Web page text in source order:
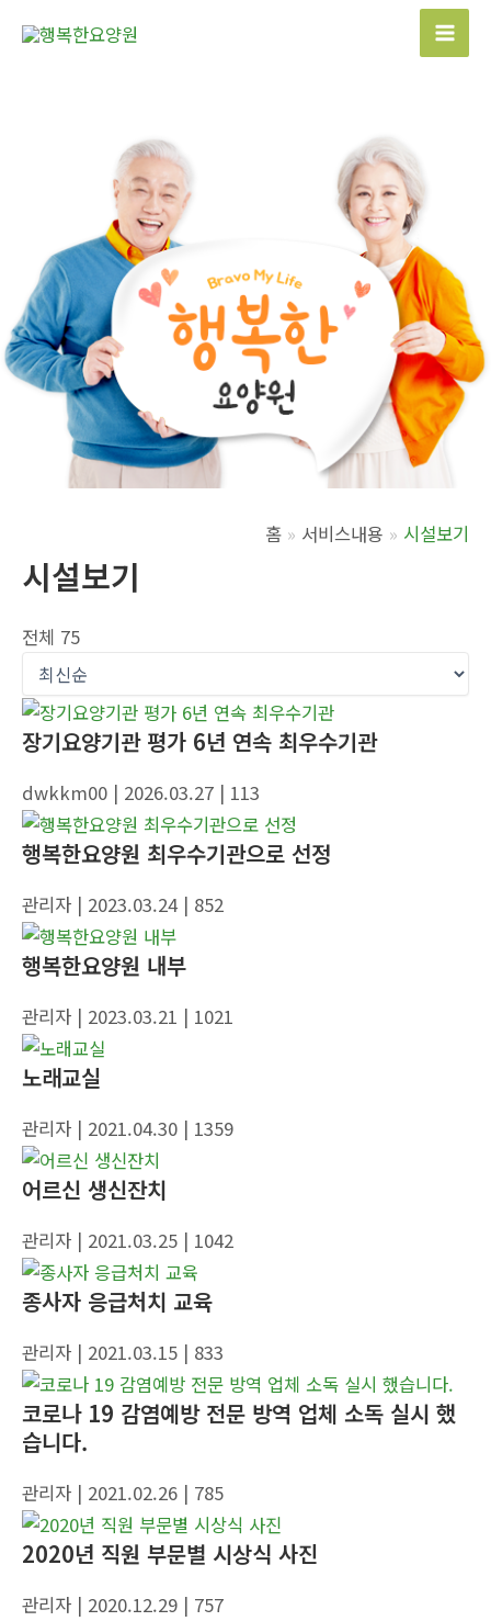
Main
홈 서비스내용 시설보기
시설보기
전체 75
장기요양기관 평가 6년 연속 최우수기관
dwkkm00 | 2026.03.27 | 113
행복한요양원 최우수기관으로 선정
관리자 | 2023.03.24 | 852
행복한요양원 내부
관리자 | 2023.03.21 | 1021
노래교실
관리자 | 2021.04.30 | 1359
어르신 생신잔치
관리자 | 2021.03.25 | 1042
종사자 응급처치 교육
관리자 | 2021.03.15 | 833
코로나 19 감염예방 전문 방역 업체 소독 실시 했
습니다.
관리자 | 2021.02.26 | 785
2020년 직원 부문별 시상식 사진
관리자 | 2020.12.29 | 757